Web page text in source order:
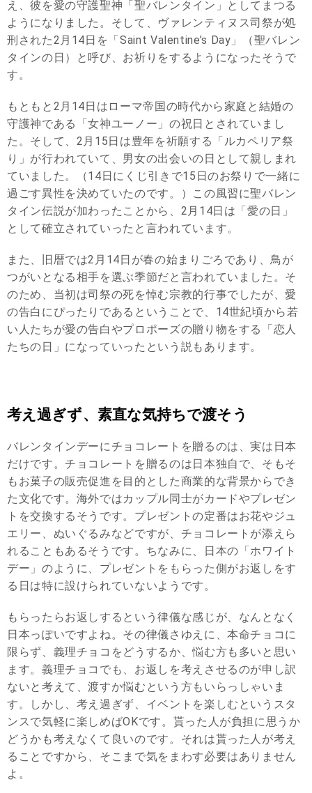
え、彼を愛の守護聖神「聖バレンタイン」としてまつる
ようになりました。そして、ヴァレンティヌス司祭が処
刑された2月14日を「Saint Valentine’s Day」（聖バレン
タインの日）と呼び、お祈りをするようになったそうで
す。
もともと2月14日はローマ帝国の時代から家庭と結婚の
守護神である「女神ユーノー」の祝日とされていまし
た。そして、2月15日は豊年を祈願する「ルカペリア祭
り」が行われていて、男女の出会いの日として親しまれ
ていました。（14日にくじ引きで15日のお祭りで一緒に
過ごす異性を決めていたのです。）この風習に聖バレン
タイン伝説が加わったことから、2月14日は「愛の日」
として確立されていったと言われています。
また、旧暦では2月14日が春の始まりごろであり、鳥が
つがいとなる相手を選ぶ季節だと言われていました。そ
のため、当初は司祭の死を悼む宗教的行事でしたが、愛
の告白にぴったりであるということで、14世紀頃から若
い人たちが愛の告白やプロポーズの贈り物をする「恋人
たちの日」になっていったという説もあります。
考え過ぎず、素直な気持ちで渡そう
バレンタインデーにチョコレートを贈るのは、実は日本
だけです。チョコレートを贈るのは日本独自で、そもそ
もお菓子の販売促進を目的とした商業的な背景からでき
た文化です。海外ではカップル同士がカードやプレゼン
トを交換するそうです。プレゼントの定番はお花やジュ
エリー、ぬいぐるみなどですが、チョコレートが添えら
れることもあるそうです。ちなみに、日本の「ホワイト
デー」のように、プレゼントをもらった側がお返しをす
る日は特に設けられていないようです。
もらったらお返しするという律儀な感じが、なんとなく
日本っぽいですよね。その律儀さゆえに、本命チョコに
限らず、義理チョコをどうするか、悩む方も多いと思い
ます。義理チョコでも、お返しを考えさせるのが申し訳
ないと考えて、渡すか悩むという方もいらっしゃいま
す。しかし、考え過ぎず、イベントを楽しむというスタ
ンスで気軽に楽しめばOKです。貰った人が負担に思うか
どうかも考えなくて良いのです。それは貰った人が考え
ることですから、そこまで気をまわす必要はありません
よ。